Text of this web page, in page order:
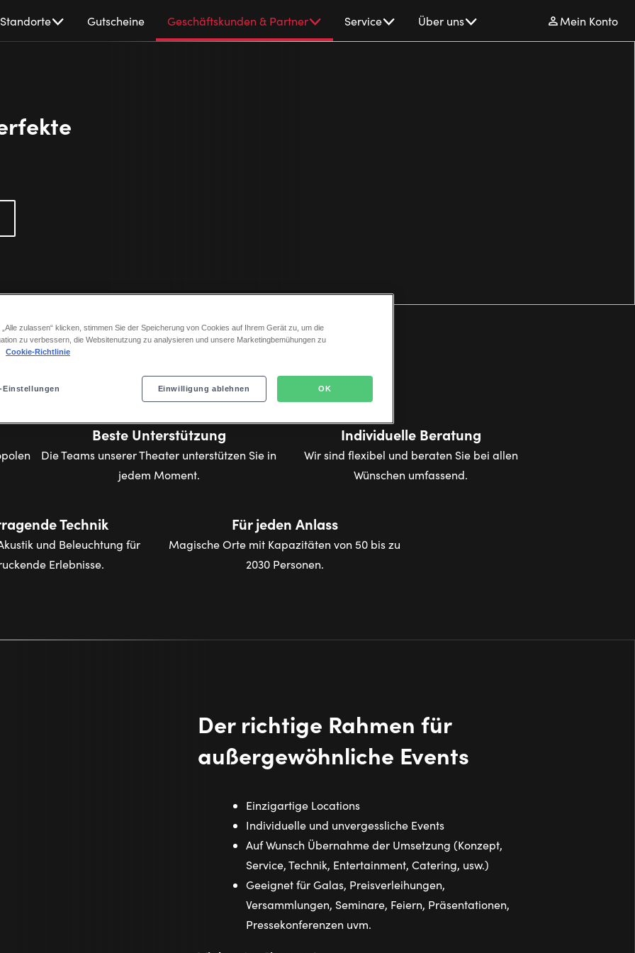
Standorte Gutscheine Geschäftskunden & Partner Service Über uns Mein Konto
Unvergessliche Erlebnisse
Beste Unterstützung
Die Teams unserer Theater unterstützen Sie in
jedem Moment.
Individuelle Beratung
Wir sind flexibel und beraten Sie bei allen
Wünschen umfassend.
Technik
und Beleuchtung für
Erlebnisse.
Für jeden Anlass
Magische Orte mit Kapazitäten von 50 bis zu
2030 Personen.
Der richtige Rahmen für
außergewöhnliche Events
Einzigartige Locations
Individuelle und unvergessliche Events
Auf Wunsch Übernahme der Umsetzung (Konzept,
Service, Technik, Entertainment, Catering, usw.)
Geeignet für Galas, Preisverleihungen,
Versammlungen, Seminare, Feiern, Präsentationen,
Pressekonferenzen uvm.
„Alle zulassen“ klicken, stimmen Sie der Speicherung von Cookies auf Ihrem Gerät zu, um die
zu verbessern, die Websitenutzung zu analysieren und unsere Marketingbemühungen zu
Cookie-Richtlinie
Einstellungen Einwilligung ablehnen OK